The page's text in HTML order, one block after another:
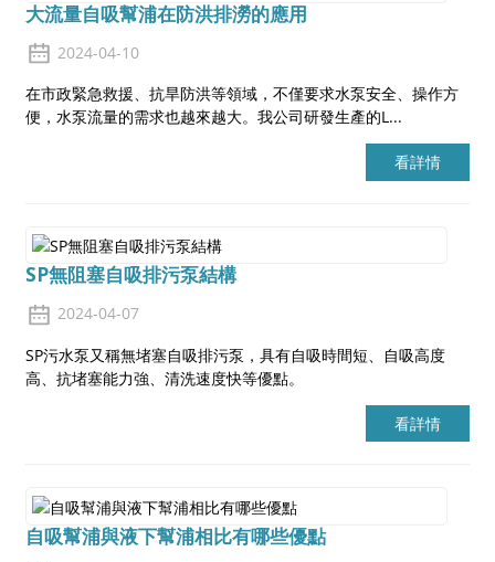
大流量自吸幫浦在防洪排澇的應用
2024-04-10
在市政緊急救援、抗旱防洪等領域，不僅要求水泵安全、操作方
便，水泵流量的需求也越來越大。我公司研發生產的L...
看詳情
SP無阻塞自吸排污泵結構
2024-04-07
SP污水泵又稱無堵塞自吸排污泵，具有自吸時間短、自吸高度
高、抗堵塞能力強、清洗速度快等優點。
看詳情
自吸幫浦與液下幫浦相比有哪些優點